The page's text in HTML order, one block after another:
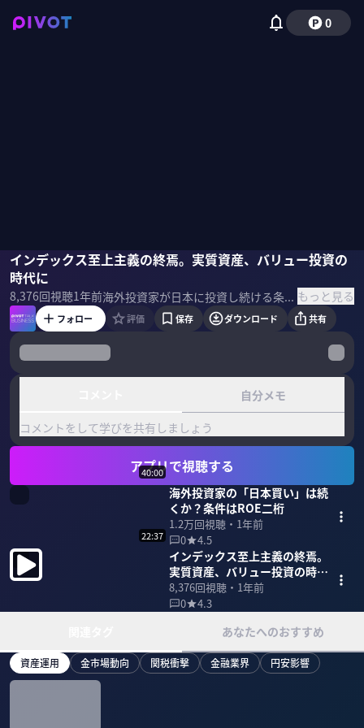
0
インデックス至上主義の終焉。実質資産、バリュー投資の
時代に
8,376回視聴1年前 海外投資家が日本に投資し続ける条件は何か？トランプ関税は「日本買い」にいどんな影響を与えるのか？41年間ウォール街で活躍し、現在ホライゾン・キネティックス社でアジア戦略担当ディレクターを務める、ワイズマン廣田綾子氏に展望してもらった。 ＜ゲスト＞ ワイズマン廣田綾子｜ホライゾン・キネティックス社 アジア戦略担当ディレクター 東京都生まれ。国際基督教大学卒業。現在、米国ニューヨーク州在住。 1983年、スイスの経営大学院IMDでMBAを取得。1984年に渡米後、証券アナリストに。 2000年よりヘッジファンドに移籍し、日本株のロングショート戦略で資金運用を担当。 2010年より現在在籍しているホライゾン・キネティックス社でアジア戦略担当のディレクターとして、日本を含むアジア市場での運用担当に。Nippon Active Value Fund の社外取締役。ＳＢＩホールディングス、東芝で社外取締役を歴任。 ＜参考書籍＞ 『海外投資家はなぜ、日本に投資するのか』 もっと見る
ワイズマン廣田綾子佐々木紀彦
フォロー 評価 保存 ダウンロード 共有
自分メモ
コメントをして学びを共有しましょう
アプリで視聴する
40:00
海外投資家の「日本買い」は続
くか？条件はROE二桁
1.2万回視聴・ 1年前
0
4.5
22:37
インデックス至上主義の終焉。
実質資産、バリュー投資の時代
に
8,376回視聴・ 1年前
0
4.3
あなたへのおすすめ
資産運用 金市場動向 関税衝撃 金融業界 円安影響